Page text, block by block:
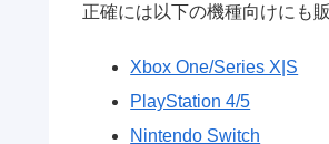
正確には以下の機種向けにも
Xbox One/Series X|S
PlayStation 4/5
Nintendo Switch